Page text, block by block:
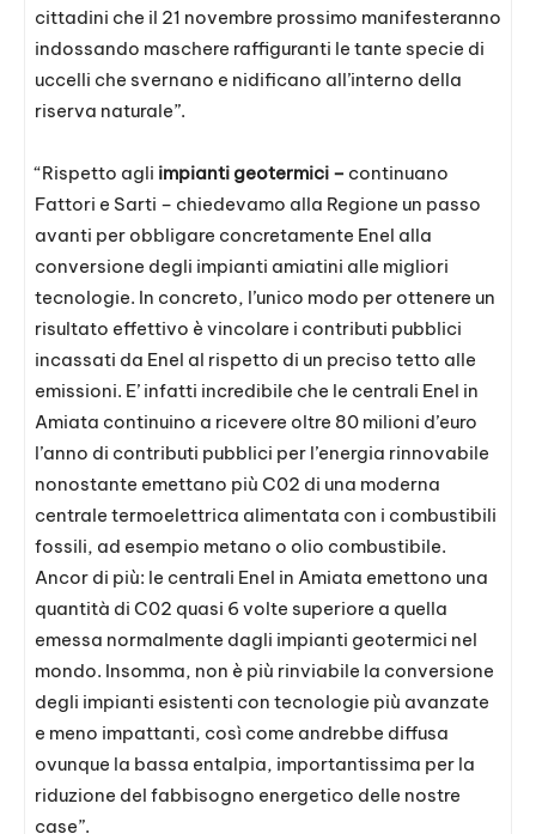
cittadini che il 21 novembre prossimo manifesteranno
indossando maschere raffiguranti le tante specie di
uccelli che svernano e nidificano all’interno della
riserva naturale”.
“Rispetto agli impianti geotermici – continuano
Fattori e Sarti – chiedevamo alla Regione un passo
avanti per obbligare concretamente Enel alla
conversione degli impianti amiatini alle migliori
tecnologie. In concreto, l’unico modo per ottenere un
risultato effettivo è vincolare i contributi pubblici
incassati da Enel al rispetto di un preciso tetto alle
emissioni. E’ infatti incredibile che le centrali Enel in
Amiata continuino a ricevere oltre 80 milioni d’euro
l’anno di contributi pubblici per l’energia rinnovabile
nonostante emettano più C02 di una moderna
centrale termoelettrica alimentata con i combustibili
fossili, ad esempio metano o olio combustibile.
Ancor di più: le centrali Enel in Amiata emettono una
quantità di C02 quasi 6 volte superiore a quella
emessa normalmente dagli impianti geotermici nel
mondo. Insomma, non è più rinviabile la conversione
degli impianti esistenti con tecnologie più avanzate
e meno impattanti, così come andrebbe diffusa
ovunque la bassa entalpia, importantissima per la
riduzione del fabbisogno energetico delle nostre
case”.